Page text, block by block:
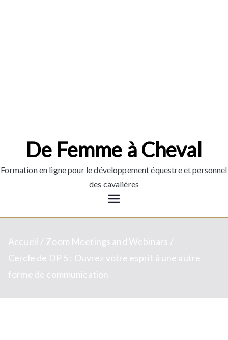
De Femme à Cheval
Formation en ligne pour le développement équestre et personnel
des cavalières
Accueil
Zoom Meetings and Webinars
Cercle de DP 5 : Ouvrez votre esprit à une autre
forme de communication